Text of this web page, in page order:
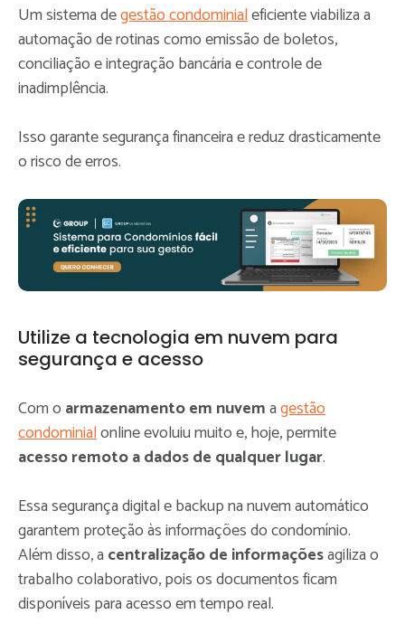
Um sistema degestão condominialeficiente viabiliza a
automação de rotinas como emissão de boletos,
conciliação e integração bancária e controle de
inadimplência.
Isso garante segurança financeira e reduz drasticamente
o risco de erros.
Utilize a tecnologia em nuvem para
segurança e acesso
Com o armazenamento em nuvemagestão
condominialonline evoluiu muito e, hoje, permite
acesso remoto a dados de qualquer lugar.
Essa segurança digital e backup na nuvem automático
garantem proteção às informações do condomínio.
Além disso, a centralização de informaçõesagiliza o
trabalho colaborativo, pois os documentos ficam
disponíveis para acesso em tempo real.